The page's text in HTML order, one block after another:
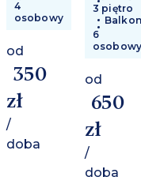
4
osobowy
od
350
zł
/
doba
3 piętro
6
od
650
zł
/
doba